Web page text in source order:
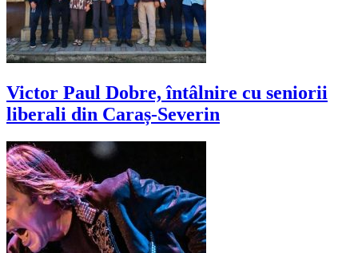
Victor Paul Dobre, întâlnire cu seniorii
liberali din Caraș-Severin